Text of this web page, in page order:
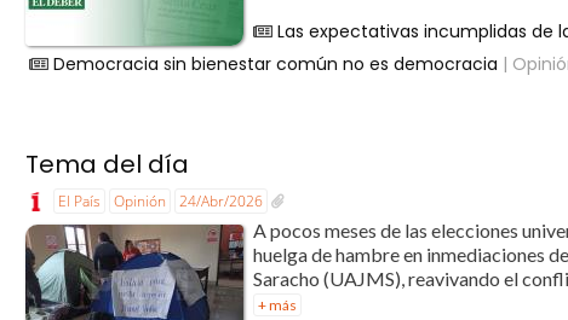
Las expectativas incumplidas de
Democracia sin bienestar común no es democracia |
Tema del día
El País Opinión 24/Abr/2026
A pocos meses de las elecciones
huelga de hambre en inmediaciones
Saracho (UAJMS), reavivando el
+ más